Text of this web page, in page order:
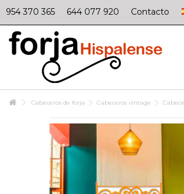
954 370 365 644 077 920 Contacto
Cabeceros de forja Cabeceros vintage